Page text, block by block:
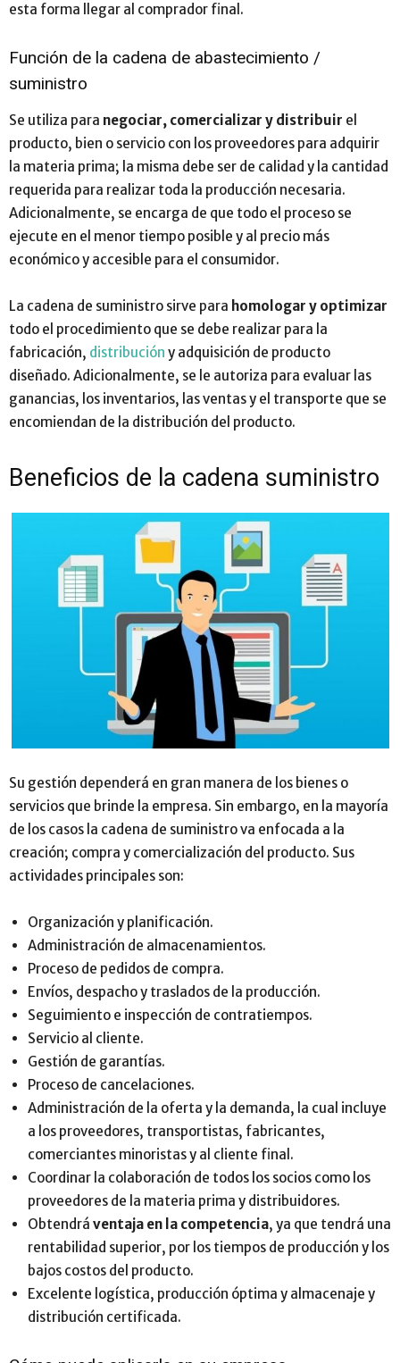
esta forma llegar al comprador final.
Función de la cadena de abastecimiento /
suministro
Se utiliza para negociar, comercializar y distribuir el
producto, bien o servicio con los proveedores para adquirir
la materia prima; la misma debe ser de calidad y la cantidad
requerida para realizar toda la producción necesaria.
Adicionalmente, se encarga de que todo el proceso se
ejecute en el menor tiempo posible y al precio más
económico y accesible para el consumidor.
La cadena de suministro sirve para homologar y optimizar
todo el procedimiento que se debe realizar para la
fabricación, distribución y adquisición de producto
diseñado. Adicionalmente, se le autoriza para evaluar las
ganancias, los inventarios, las ventas y el transporte que se
encomiendan de la distribución del producto.
Beneficios de la cadena suministro
Su gestión dependerá en gran manera de los bienes o
servicios que brinde la empresa. Sin embargo, en la mayoría
de los casos la cadena de suministro va enfocada a la
creación; compra y comercialización del producto. Sus
actividades principales son:
Organización y planificación.
Administración de almacenamientos.
Proceso de pedidos de compra.
Envíos, despacho y traslados de la producción.
Seguimiento e inspección de contratiempos.
Servicio al cliente.
Gestión de garantías.
Proceso de cancelaciones.
Administración de la oferta y la demanda, la cual incluye
a los proveedores, transportistas, fabricantes,
comerciantes minoristas y al cliente final.
Coordinar la colaboración de todos los socios como los
proveedores de la materia prima y distribuidores.
Obtendrá ventaja en la competencia, ya que tendrá una
rentabilidad superior, por los tiempos de producción y los
bajos costos del producto.
Excelente logística, producción óptima y almacenaje y
distribución certificada.